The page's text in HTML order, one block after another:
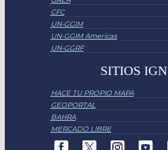
CFC
UN-GGIM
UN-GGIM Americas
UN-GGRF
SITIOS IGN
HACE TU PROPIO MAPA
GEOPORTAL
BAHRA
MERCADO LIBRE